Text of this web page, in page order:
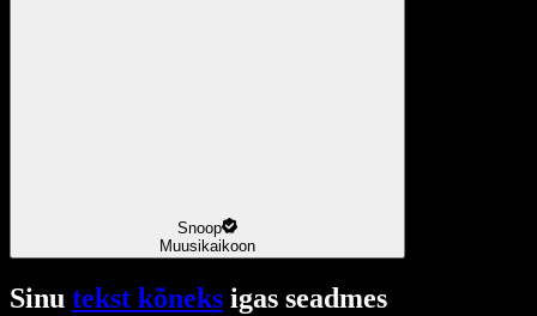
Snoop
Muusikaikoon
Sinu tekst kõneks igas seadmes